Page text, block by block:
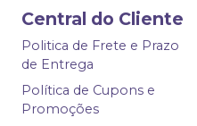
Central do Cliente
Politica de Frete e Prazo
de Entrega
Política de Cupons e
Promoções